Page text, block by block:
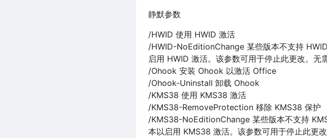
静默参数
/HWID 使用 HWID 激活
/HWID-NoEditionChange 某些版本不支持
启用 HWID 激活。该参数可用于停止此更改。无
/Ohook 安装 Ohook 以激活 Office
/Ohook-Uninstall 卸载 Ohook
/KMS38 使用 KMS38 激活
/KMS38-RemoveProtection 移除 KMS38 保护
/KMS38-NoEditionChange 某些版本不支持
本以启用 KMS38 激活。该参数可用于停止此更